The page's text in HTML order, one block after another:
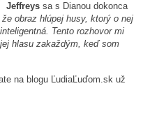
Jeffreys sa s Dianou dokonca
obraz hlúpej husy, ktorý o nej
Tento rozhovor mi
hlasu zakaždým, keď som
na blogu ĽudiaĽuďom.sk už